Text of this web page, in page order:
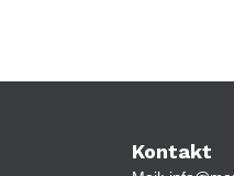
Kontakt